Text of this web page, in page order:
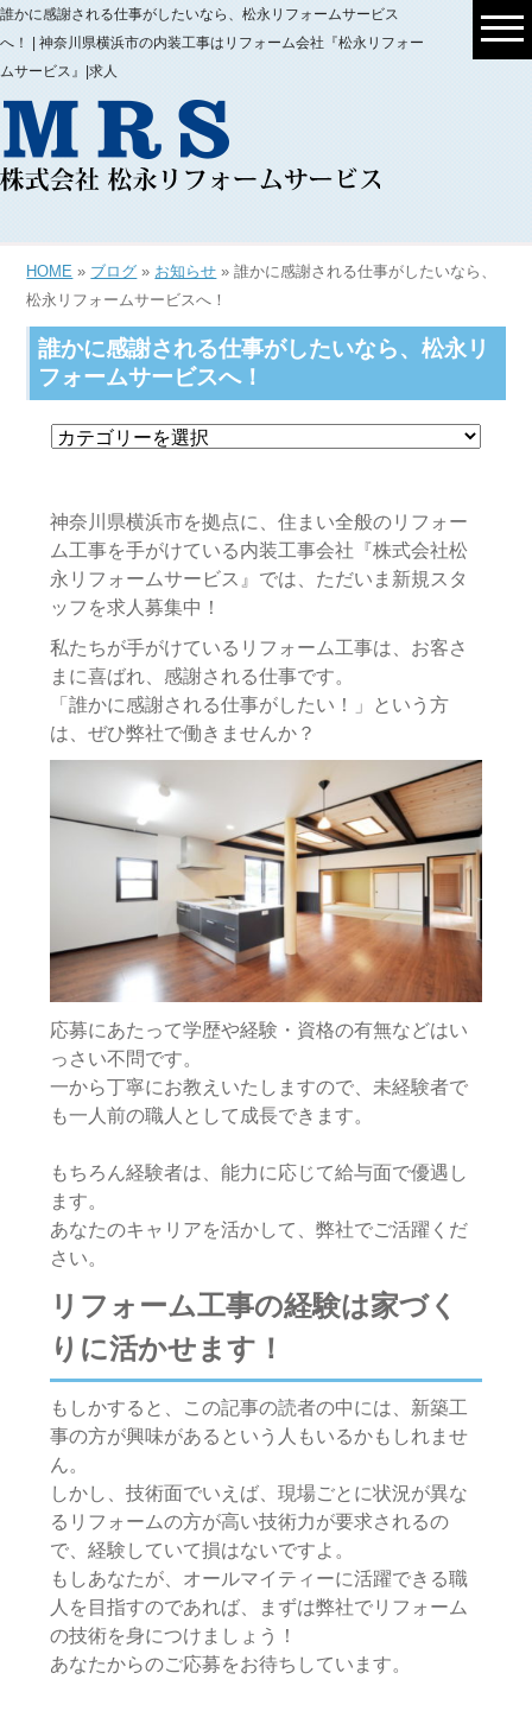
誰かに感謝される仕事がしたいなら、松永リフォームサービス
へ！ | 神奈川県横浜市の内装工事はリフォーム会社『松永リフォー
ムサービス』|求人
HOME » ブログ » お知らせ » 誰かに感謝される仕事がしたいなら、
松永リフォームサービスへ！
誰かに感謝される仕事がしたいなら、松永リ
フォームサービスへ！
神奈川県横浜市を拠点に、住まい全般のリフォー
ム工事を手がけている内装工事会社『株式会社松
永リフォームサービス』では、ただいま新規スタ
ッフを求人募集中！
私たちが手がけているリフォーム工事は、お客さ
まに喜ばれ、感謝される仕事です。
「誰かに感謝される仕事がしたい！」という方
は、ぜひ弊社で働きませんか？
応募にあたって学歴や経験・資格の有無などはい
っさい不問です。
一から丁寧にお教えいたしますので、未経験者で
も一人前の職人として成長できます。
もちろん経験者は、能力に応じて給与面で優遇し
ます。
あなたのキャリアを活かして、弊社でご活躍くだ
さい。
リフォーム工事の経験は家づく
りに活かせます！
もしかすると、この記事の読者の中には、新築工
事の方が興味があるという人もいるかもしれませ
ん。
しかし、技術面でいえば、現場ごとに状況が異な
るリフォームの方が高い技術力が要求されるの
で、経験していて損はないですよ。
もしあなたが、オールマイティーに活躍できる職
人を目指すのであれば、まずは弊社でリフォーム
の技術を身につけましょう！
あなたからのご応募をお待ちしています。